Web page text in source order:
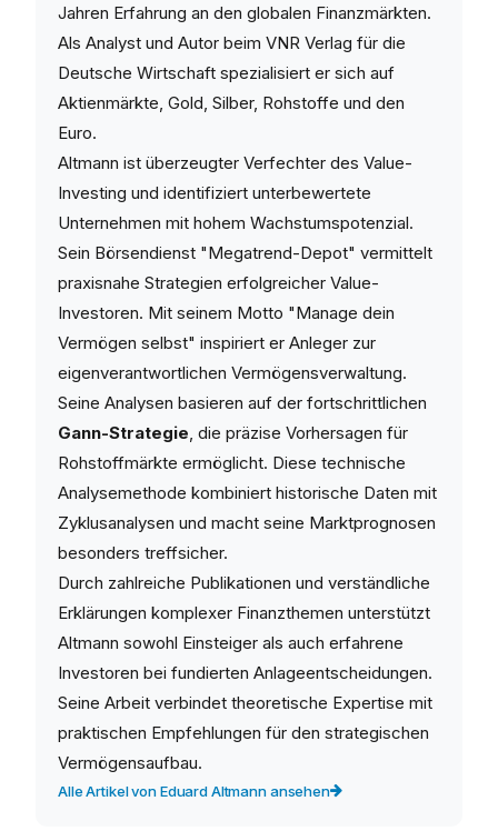
Jahren Erfahrung an den globalen Finanzmärkten.
Als Analyst und Autor beim VNR Verlag für die
Deutsche Wirtschaft spezialisiert er sich auf
Aktienmärkte, Gold, Silber, Rohstoffe und den
Euro.
Altmann ist überzeugter Verfechter des Value-
Investing und identifiziert unterbewertete
Unternehmen mit hohem Wachstumspotenzial.
Sein Börsendienst "Megatrend-Depot" vermittelt
praxisnahe Strategien erfolgreicher Value-
Investoren. Mit seinem Motto "Manage dein
Vermögen selbst" inspiriert er Anleger zur
eigenverantwortlichen Vermögensverwaltung.
Seine Analysen basieren auf der fortschrittlichen
Gann-Strategie , die präzise Vorhersagen für
Rohstoffmärkte ermöglicht. Diese technische
Analysemethode kombiniert historische Daten mit
Zyklusanalysen und macht seine Marktprognosen
besonders treffsicher.
Durch zahlreiche Publikationen und verständliche
Erklärungen komplexer Finanzthemen unterstützt
Altmann sowohl Einsteiger als auch erfahrene
Investoren bei fundierten Anlageentscheidungen.
Seine Arbeit verbindet theoretische Expertise mit
praktischen Empfehlungen für den strategischen
Vermögensaufbau.
Alle Artikel von Eduard Altmann ansehen